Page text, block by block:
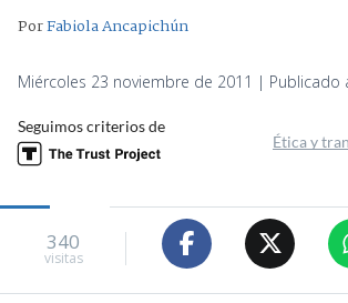
PorFabiola Ancapichún
Miércoles 23 noviembre de 2011 | Publicado
Seguimos criterios de
Ética y
340
visitas